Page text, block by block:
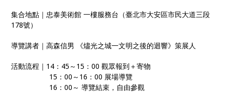
集合地點｜忠泰美術館 一樓服務台（臺北市大安區市民大道三段
178號）
導覽講者｜高森信男 《燼光之城一文明之後的迴響》策展人
活動流程｜14：45～15：00 觀眾報到＋寄物
15：00～16：00 展場導覽
16：00～ 導覽結束，自由參觀